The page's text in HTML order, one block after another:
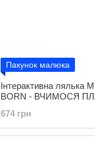
Пакунок малюка
Інтерактивна лялька
BORN - ВЧИМОСЯ
674 грн